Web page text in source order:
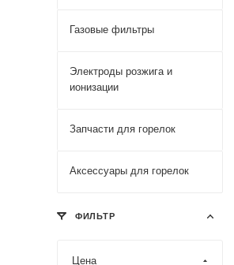
Газовые фильтры
Электроды розжига и
ионизации
Запчасти для горелок
Аксессуары для горелок
ФИЛЬТР
Цена